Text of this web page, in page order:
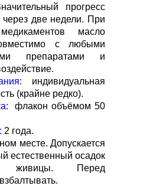
прогресс
через две недели. При
масло
с любыми
препаратами и
индивидуальная
(крайне редко).
флакон объёмом 50
2 года.
месте. Допускается
естественный осадок
живицы. Перед